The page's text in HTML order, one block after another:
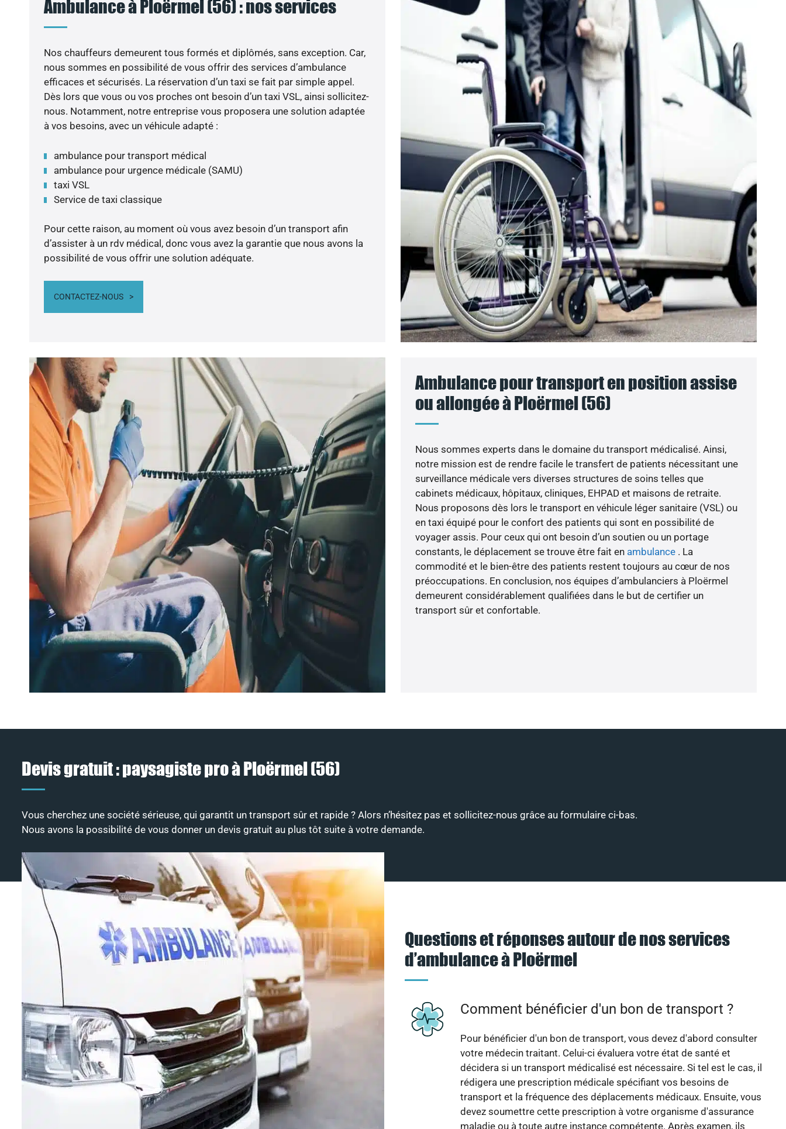
Ambulance à Ploërmel (56) : nos services
Nos chauffeurs demeurent tous formés et diplômés, sans exception. Car,
nous sommes en possibilité de vous offrir des services d’ambulance
efficaces et sécurisés. La réservation d’un taxi se fait par simple appel.
Dès lors que vous ou vos proches ont besoin d’un taxi VSL, ainsi sollicitez-
nous. Notamment, notre entreprise vous proposera une solution adaptée
à vos besoins, avec un véhicule adapté :
ambulance pour transport médical
ambulance pour urgence médicale (SAMU)
taxi VSL
Service de taxi classique
Pour cette raison, au moment où vous avez besoin d’un transport afin
d’assister à un rdv médical, donc vous avez la garantie que nous avons la
possibilité de vous offrir une solution adéquate.
CONTACTEZ-NOUS
Ambulance pour transport en position assise
ou allongée à Ploërmel (56)
Nous sommes experts dans le domaine du transport médicalisé. Ainsi,
notre mission est de rendre facile le transfert de patients nécessitant une
surveillance médicale vers diverses structures de soins telles que
cabinets médicaux, hôpitaux, cliniques, EHPAD et maisons de retraite.
Nous proposons dès lors le transport en véhicule léger sanitaire (VSL) ou
en taxi équipé pour le confort des patients qui sont en possibilité de
voyager assis. Pour ceux qui ont besoin d’un soutien ou un portage
constants, le déplacement se trouve être fait en ambulance . La
commodité et le bien-être des patients restent toujours au cœur de nos
préoccupations. En conclusion, nos équipes d’ambulanciers à Ploërmel
demeurent considérablement qualifiées dans le but de certifier un
transport sûr et confortable.
Devis gratuit : paysagiste pro à Ploërmel (56)
Vous cherchez une société sérieuse, qui garantit un transport sûr et rapide ? Alors n’hésitez pas et sollicitez-nous grâce au formulaire ci-bas.
Nous avons la possibilité de vous donner un devis gratuit au plus tôt suite à votre demande.
Questions et réponses autour de nos services
d’ambulance à Ploërmel
Comment bénéficier d'un bon de transport ?
Pour bénéficier d'un bon de transport, vous devez d'abord consulter
votre médecin traitant. Celui-ci évaluera votre état de santé et
décidera si un transport médicalisé est nécessaire. Si tel est le cas, il
rédigera une prescription médicale spécifiant vos besoins de
transport et la fréquence des déplacements médicaux. Ensuite, vous
devez soumettre cette prescription à votre organisme d'assurance
maladie ou à toute autre instance compétente. Après examen, ils